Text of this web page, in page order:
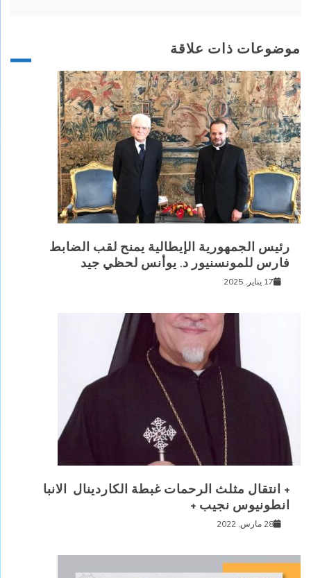
موضوعات ذات علاقة
رئيس الجمهورية الإيطالية يمنح لقب الضابط
فارس للمونسنيور د. يوأنس لحظي جيد
17 يناير, 2025
+ انتقال مثلث الرحمات غبطة الكاردينال الانبا
انطونيوس نجيب +
28 مارس, 2022